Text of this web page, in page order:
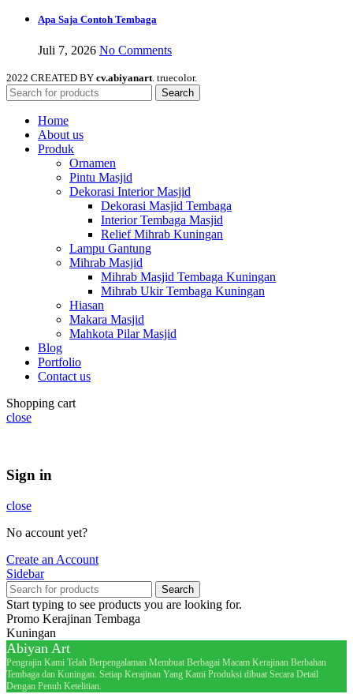
Apa Saja Contoh Tembaga
Juli 7, 2026 No Comments
2022 CREATED BY cv.abiyanart. truecolor.
Search
Home
About us
Produk
Ornamen
Pintu Masjid
Dekorasi Interior Masjid
Dekorasi Masjid Tembaga
Interior Tembaga Masjid
Relief Mihrab Kuningan
Lampu Gantung
Mihrab Masjid
Mihrab Masjid Tembaga Kuningan
Mihrab Ukir Tembaga Kuningan
Hiasan
Makara Masjid
Mahkota Pilar Masjid
Blog
Portfolio
Contact us
Shopping cart
close
Sign in
close
No account yet?
Create an Account
Sidebar
Search
Start typing to see products you are looking for.
Promo Kerajinan Tembaga
Kuningan
Abiyan Art
Pengrajin Kami Telah Berpengalaman Membuat Berbagai Macam Kerajinan Berbahan
Tembaga dan Kuningan. Setiap Kerajinan Yang Kami Produksi dibuat Secara Detail
Dengan Penuh Ketelitian.